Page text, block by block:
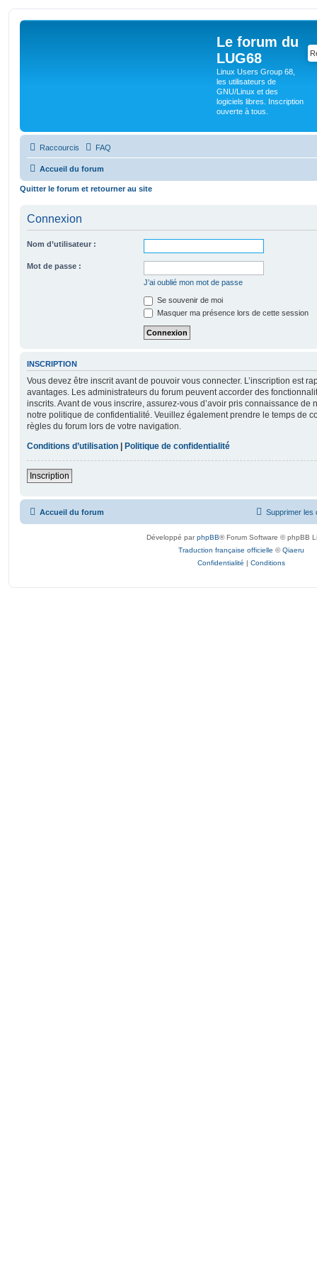
Le forum du
LUG68
Linux Users Group 68,
les utilisateurs de
GNU/Linux et des
logiciels libres. Inscription
ouverte à tous.
Raccourcis FAQ
Accueil du forum
Quitter le forum et retourner au site
Connexion
Nom d’utilisateur :
Mot de passe :
J’ai oublié mon mot de passe
Se souvenir de moi
Masquer ma présence lors de cette session
INSCRIPTION
Vous devez être inscrit avant de pouvoir vous connecter. L’inscription est
avantages. Les administrateurs du forum peuvent accorder des
inscrits. Avant de vous inscrire, assurez-vous d’avoir pris connaissance de
notre politique de confidentialité. Veuillez également prendre le temps de
règles du forum lors de votre navigation.
Conditions d’utilisation | Politique de confidentialité
Inscription
Accueil du forum Supprimer les
Développé parphpBB® Forum Software © phpBB
Traduction française officielle ©Qiaeru
Confidentialité | Conditions